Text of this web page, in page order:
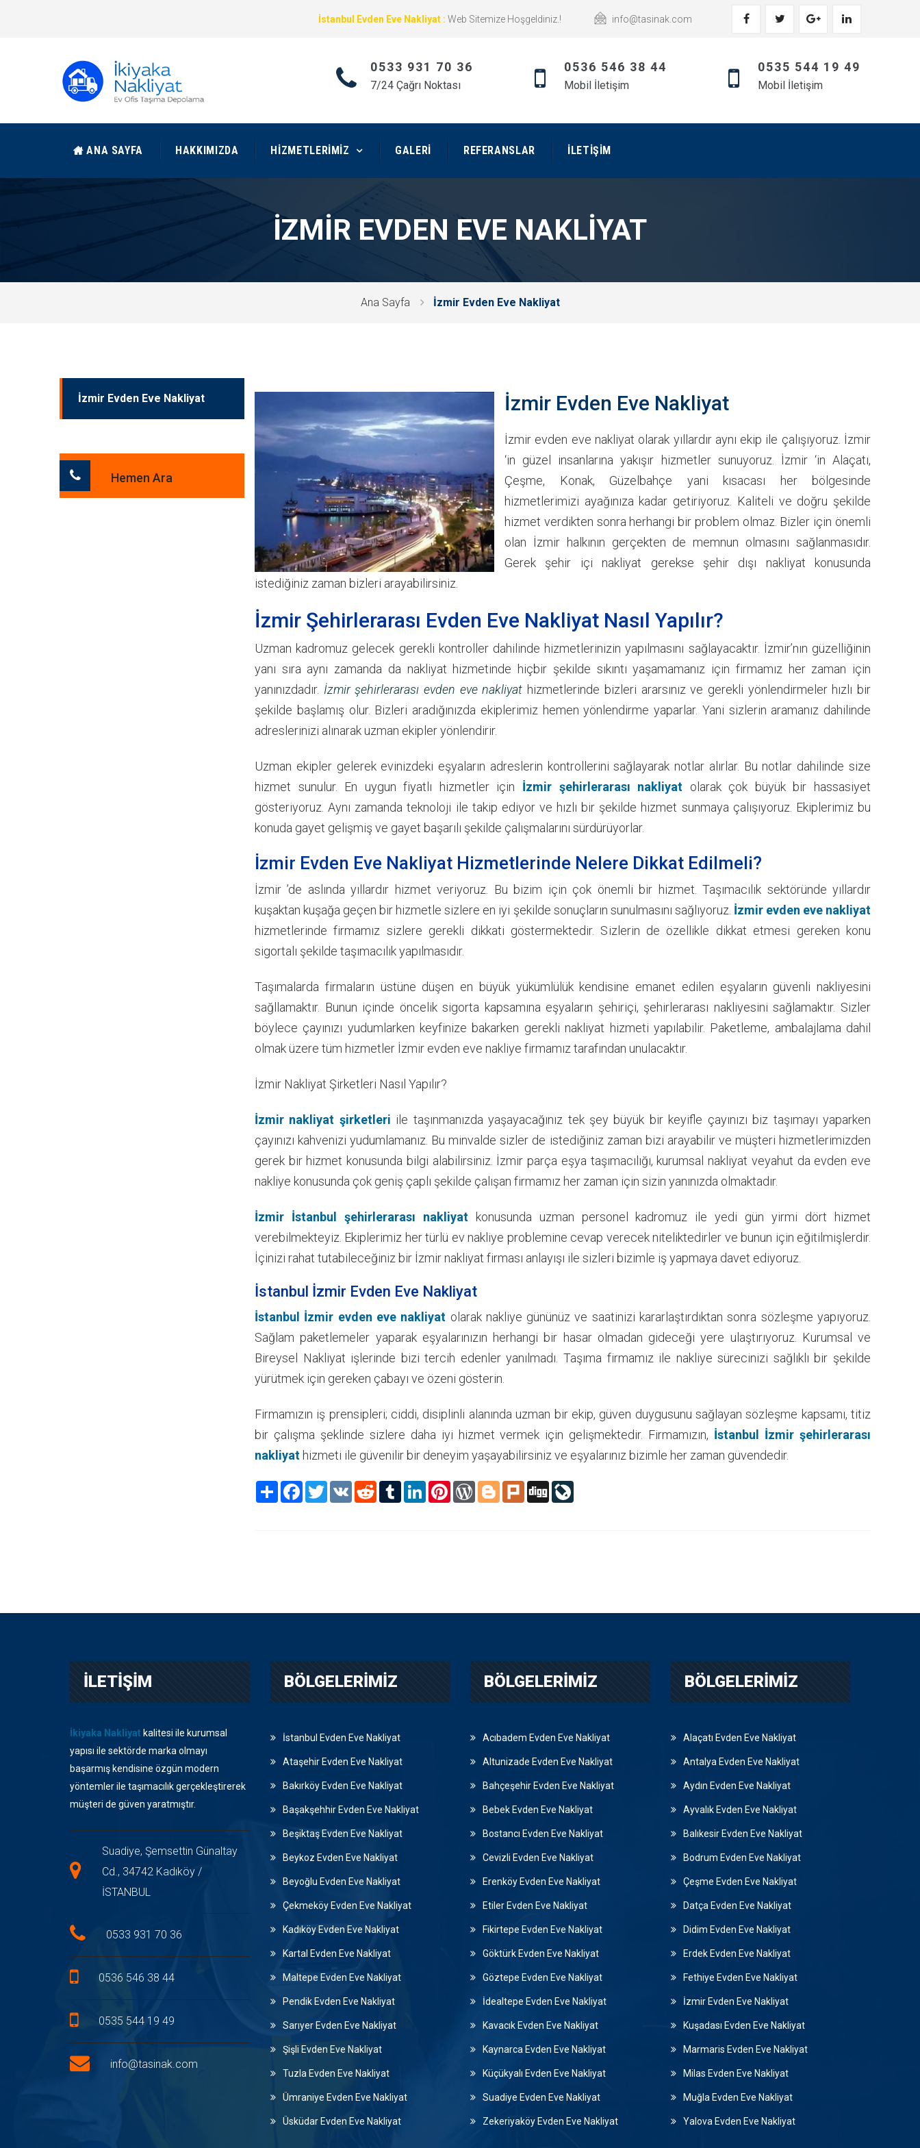
İstanbul Evden Eve Nakliyat : Web Sitemize Hoşgeldiniz.! info@tasinak.com
0533 931 70 36
7/24 Çağrı Noktası
0536 546 38 44
Mobil İletişim
0535 544 19 49
Mobil İletişim
ANA SAYFA HAKKIMIZDA HIZMETLERIMIZ GALERI REFERANSLAR İLETIŞIM
İZMIR EVDEN EVE NAKLIYAT
Ana Sayfa İzmir Evden Eve Nakliyat
İzmir Evden Eve Nakliyat
Hemen Ara
İzmir Evden Eve Nakliyat
İzmir evden eve nakliyat olarak yıllardır aynı ekip ile çalışıyoruz. İzmir
‘in güzel insanlarına yakışır hizmetler sunuyoruz. İzmir ‘in Alaçatı,
Çeşme, Konak, Güzelbahçe yani kısacası her bölgesinde
hizmetlerimizi ayağınıza kadar getiriyoruz. Kaliteli ve doğru şekilde
hizmet verdikten sonra herhangi bir problem olmaz. Bizler için önemli
olan İzmir halkının gerçekten de memnun olmasını sağlanmasıdır.
Gerek şehir içi nakliyat gerekse şehir dışı nakliyat konusunda
istediğiniz zaman bizleri arayabilirsiniz.
İzmir Şehirlerarası Evden Eve Nakliyat Nasıl Yapılır?
Uzman kadromuz gelecek gerekli kontroller dahilinde hizmetlerinizin yapılmasını sağlayacaktır. İzmir’nın güzelliğinin
yanı sıra aynı zamanda da nakliyat hizmetinde hiçbir şekilde sıkıntı yaşamamanız için firmamız her zaman için
yanınızdadır. İzmir şehirlerarası evden eve nakliyat hizmetlerinde bizleri ararsınız ve gerekli yönlendirmeler hızlı bir
şekilde başlamış olur. Bizleri aradığınızda ekiplerimiz hemen yönlendirme yaparlar. Yani sizlerin aramanız dahilinde
adreslerinizi alınarak uzman ekipler yönlendirir.
Uzman ekipler gelerek evinizdeki eşyaların adreslerin kontrollerini sağlayarak notlar alırlar. Bu notlar dahilinde size
hizmet sunulur. En uygun fiyatlı hizmetler için İzmir şehirlerarası nakliyat olarak çok büyük bir hassasiyet
gösteriyoruz. Aynı zamanda teknoloji ile takip ediyor ve hızlı bir şekilde hizmet sunmaya çalışıyoruz. Ekiplerimiz bu
konuda gayet gelişmiş ve gayet başarılı şekilde çalışmalarını sürdürüyorlar.
İzmir Evden Eve Nakliyat Hizmetlerinde Nelere Dikkat Edilmeli?
İzmir ’de aslında yıllardır hizmet veriyoruz. Bu bizim için çok önemli bir hizmet. Taşımacılık sektöründe yıllardır
kuşaktan kuşağa geçen bir hizmetle sizlere en iyi şekilde sonuçların sunulmasını sağlıyoruz. İzmir evden eve nakliyat
hizmetlerinde firmamız sizlere gerekli dikkati göstermektedir. Sizlerin de özellikle dikkat etmesi gereken konu
sigortalı şekilde taşımacılık yapılmasıdır.
Taşımalarda firmaların üstüne düşen en büyük yükümlülük kendisine emanet edilen eşyaların güvenli nakliyesini
sağllamaktır. Bunun içinde öncelik sigorta kapsamına eşyaların şehiriçi, şehirlerarası nakliyesini sağlamaktır. Sizler
böylece çayınızı yudumlarken keyfinize bakarken gerekli nakliyat hizmeti yapılabilir. Paketleme, ambalajlama dahil
olmak üzere tüm hizmetler İzmir evden eve nakliye firmamız tarafından unulacaktır.
İzmir Nakliyat Şirketleri Nasıl Yapılır?
İzmir nakliyat şirketleri ile taşınmanızda yaşayacağınız tek şey büyük bir keyifle çayınızı biz taşımayı yaparken
çayınızı kahvenizi yudumlamanız. Bu minvalde sizler de istediğiniz zaman bizi arayabilir ve müşteri hizmetlerimizden
gerek bir hizmet konusunda bilgi alabilirsiniz. İzmir parça eşya taşımacılığı, kurumsal nakliyat veyahut da evden eve
nakliye konusunda çok geniş çaplı şekilde çalışan firmamız her zaman için sizin yanınızda olmaktadır.
İzmir İstanbul şehirlerarası nakliyatkonusunda uzman personel kadromuz ile yedi gün yirmi dört hizmet
verebilmekteyiz. Ekiplerimiz her türlü ev nakliye problemine cevap verecek niteliktedirler ve bunun için eğitilmişlerdir.
İçinizi rahat tutabileceğiniz bir İzmir nakliyat firması anlayışı ile sizleri bizimle iş yapmaya davet ediyoruz.
İstanbul İzmir Evden Eve Nakliyat
İstanbul İzmir evden eve nakliyat olarak nakliye gününüz ve saatinizi kararlaştırdıktan sonra sözleşme yapıyoruz.
Sağlam paketlemeler yaparak eşyalarınızın herhangi bir hasar olmadan gideceği yere ulaştırıyoruz. Kurumsal ve
Bireysel Nakliyat işlerinde bizi tercih edenler yanılmadı. Taşıma firmamız ile nakliye sürecinizi sağlıklı bir şekilde
yürütmek için gereken çabayı ve özeni gösterin.
Firmamızın iş prensipleri; ciddi, disiplinli alanında uzman bir ekip, güven duygusunu sağlayan sözleşme kapsamı, titiz
bir çalışma şeklinde sizlere daha iyi hizmet vermek için gelişmektedir. Firmamızın, İstanbul İzmir şehirlerarası
nakliyat hizmeti ile güvenilir bir deneyim yaşayabilirsiniz ve eşyalarınız bizimle her zaman güvendedir.
Share FacebookTwitterVK RedditTumblrLinkedInPinterestWordPress
BloggerPlurk Digg
İLETİŞİM
İkiyaka Nakliyat kalitesi ile kurumsal
yapısı ile sektörde marka olmayı
başarmış kendisine özgün modern
yöntemler ile taşımacılık gerçekleştirerek
müşteri de güven yaratmıştır.
Suadiye, Şemsettin Günaltay
Cd., 34742 Kadıköy /
İSTANBUL
0533 931 70 36
0536 546 38 44
0535 544 19 49
info@tasinak.com
BÖLGELERIMIZ
İstanbul Evden Eve Nakliyat
Ataşehir Evden Eve Nakliyat
Bakırköy Evden Eve Nakliyat
Başakşehhir Evden Eve Nakliyat
Beşiktaş Evden Eve Nakliyat
Beykoz Evden Eve Nakliyat
Beyoğlu Evden Eve Nakliyat
Çekmeköy Evden Eve Nakliyat
Kadıköy Evden Eve Nakliyat
Kartal Evden Eve Nakliyat
Maltepe Evden Eve Nakliyat
Pendik Evden Eve Nakliyat
Sarıyer Evden Eve Nakliyat
Şişli Evden Eve Nakliyat
Tuzla Evden Eve Nakliyat
Ümraniye Evden Eve Nakliyat
Üsküdar Evden Eve Nakliyat
BÖLGELERIMIZ
Acıbadem Evden Eve Nakliyat
Altunizade Evden Eve Nakliyat
Bahçeşehir Evden Eve Nakliyat
Bebek Evden Eve Nakliyat
Bostancı Evden Eve Nakliyat
Cevizli Evden Eve Nakliyat
Erenköy Evden Eve Nakliyat
Etiler Evden Eve Nakliyat
Fikirtepe Evden Eve Nakliyat
Göktürk Evden Eve Nakliyat
Göztepe Evden Eve Nakliyat
İdealtepe Evden Eve Nakliyat
Kavacık Evden Eve Nakliyat
Kaynarca Evden Eve Nakliyat
Küçükyalı Evden Eve Nakliyat
Suadiye Evden Eve Nakliyat
Zekeriyaköy Evden Eve Nakliyat
BÖLGELERIMIZ
Alaçatı Evden Eve Nakliyat
Antalya Evden Eve Nakliyat
Aydın Evden Eve Nakliyat
Ayvalık Evden Eve Nakliyat
Balıkesir Evden Eve Nakliyat
Bodrum Evden Eve Nakliyat
Çeşme Evden Eve Nakliyat
Datça Evden Eve Nakliyat
Didim Evden Eve Nakliyat
Erdek Evden Eve Nakliyat
Fethiye Evden Eve Nakliyat
İzmir Evden Eve Nakliyat
Kuşadası Evden Eve Nakliyat
Marmaris Evden Eve Nakliyat
Milas Evden Eve Nakliyat
Muğla Evden Eve Nakliyat
Yalova Evden Eve Nakliyat